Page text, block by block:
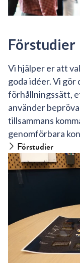
Förstudier
Vi hjälper er att
goda idéer. Vi
förhållningssätt,
använder
tillsammans
genomförbara
Förstudier